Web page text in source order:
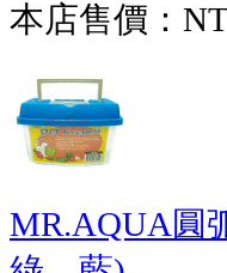
本店售價：
MR.AQUA圓